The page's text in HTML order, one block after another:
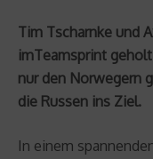
Tim Tscharnke und
imTeamsprint
nur den Norwegern
die Russen ins Ziel.
In einem